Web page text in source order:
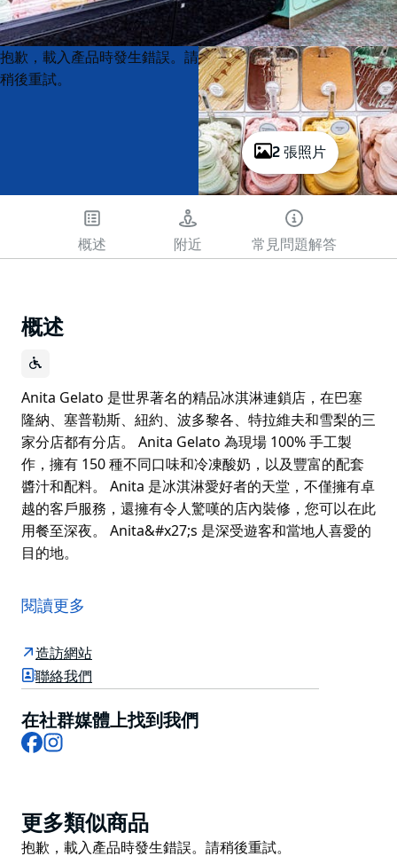
2 張照片
Product
List
Product
List
抱歉，載入產品時發生錯誤。請
稍後重試。
概述 附近 常見問題解答
概述
Anita Gelato 是世界著名的精品冰淇淋連鎖店，在巴塞
隆納、塞普勒斯、紐約、波多黎各、特拉維夫和雪梨的三
家分店都有分店。 Anita Gelato 為現場 100% 手工製
作，擁有 150 種不同口味和冷凍酸奶，以及豐富的配套
醬汁和配料。 Anita 是冰淇淋愛好者的天堂，不僅擁有卓
越的客戶服務，還擁有令人驚嘆的店內裝修，您可以在此
用餐至深夜。 Anita&#x27;s 是深受遊客和當地人喜愛的
目的地。
隆納、塞普勒斯、紐約、波多黎各、特拉維夫和雪梨的三
家分店都有分店。
Anita Gelato 為現場 100% 手工製作，擁有 150 種不同
口味和冷凍酸奶，以及豐富的配套醬汁和配料。
務，還擁有令人驚嘆的店內裝修，您可以在此用餐至深
夜。 Anita's 是深受遊客和當地人喜愛的目的地。
閱讀更多
造訪網站
聯絡我們
在社群媒體上找到我們
Facebook
Product
List
更多類似商品
Product
抱歉，載入產品時發生錯誤。請稍後重試。